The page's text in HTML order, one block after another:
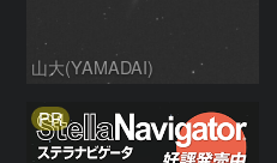
山大(YAMADAI)
PR